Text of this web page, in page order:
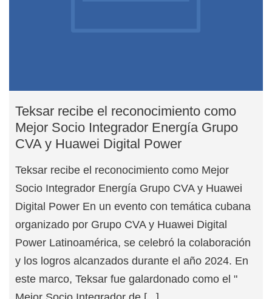
Teksar recibe el reconocimiento como
Mejor Socio Integrador Energía Grupo
CVA y Huawei Digital Power
Teksar recibe el reconocimiento como Mejor
Socio Integrador Energía Grupo CVA y Huawei
Digital Power En un evento con temática cubana
organizado por Grupo CVA y Huawei Digital
Power Latinoamérica, se celebró la colaboración
y los logros alcanzados durante el año 2024. En
este marco, Teksar fue galardonado como el "